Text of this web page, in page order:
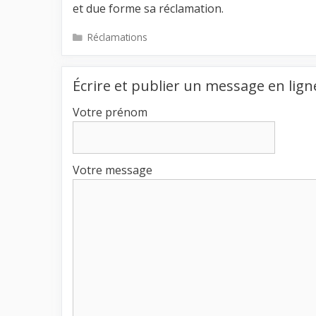
et due forme sa réclamation.
Catégories
Réclamations
Écrire et publier un message en
Votre prénom
Votre message